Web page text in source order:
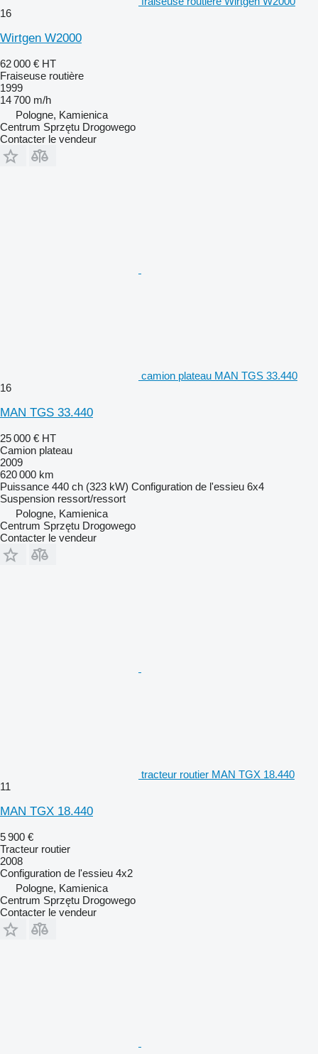
16
Wirtgen W2000
62 000 € HT
Fraiseuse routière
1999
14 700 m/h
Pologne, Kamienica
Centrum Sprzętu Drogowego
Contacter le vendeur
camion plateau MAN TGS 33.440
16
MAN TGS 33.440
25 000 € HT
Camion plateau
2009
620 000 km
Puissance 440 ch (323 kW) Configuration de l'essieu 6x4
Suspension ressort/ressort
Pologne, Kamienica
Centrum Sprzętu Drogowego
Contacter le vendeur
tracteur routier MAN TGX 18.440
11
MAN TGX 18.440
5 900 €
Tracteur routier
2008
Configuration de l'essieu 4x2
Pologne, Kamienica
Centrum Sprzętu Drogowego
Contacter le vendeur